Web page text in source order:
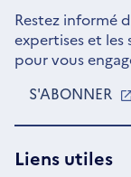
Restez informé
expertises et les
pour vous
S'ABONNER
Liens utiles